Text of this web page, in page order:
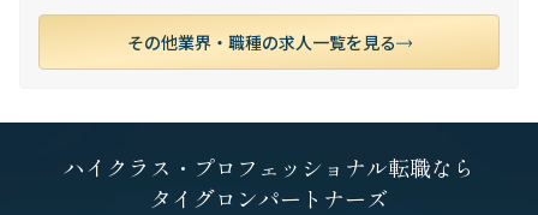
その他業界・職種の求人一覧を見る
ハイクラス・プロフェッショナル転職なら
タイグロンパートナーズ